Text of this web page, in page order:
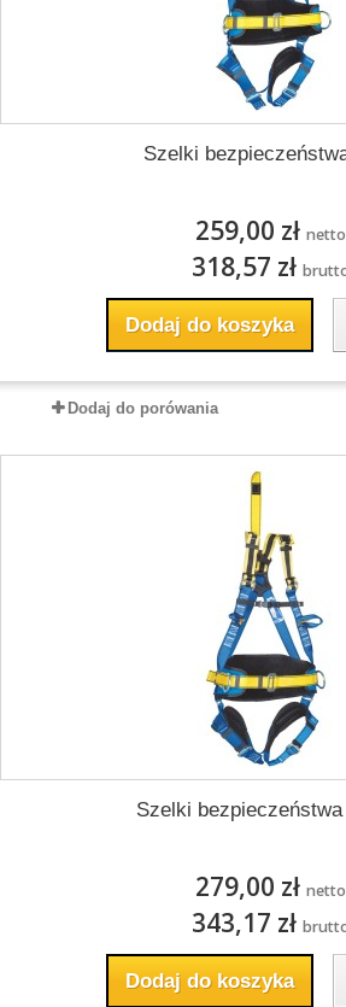
Szelki
259,00 zł netto
318,57 zł
Dodaj do koszyka
Dodaj do porówania
Szelki
279,00 zł netto
343,17 zł
Dodaj do koszyka